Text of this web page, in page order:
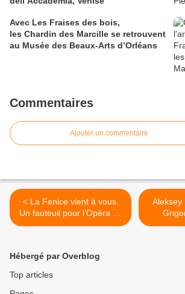
Avec Les Fraises des bois,
les Chardin des Marcille se retrouvent
au Musée des Beaux-Arts d’Orléans
Commentaires
Ajouter un commentaire
< La Fenice vient à vous.
Un fauteuil pour l’Opéra de
Venise - Coronavirus
Aleksey
Hébergé par Overblog
Top articles